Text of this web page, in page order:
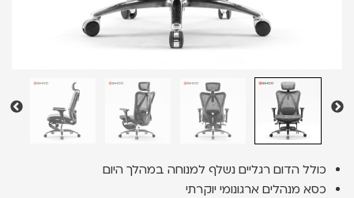
כולל הדום רגליים נשלף למנוחה במהלך היום
כסא מנהלים ארגונומי יוקרתי